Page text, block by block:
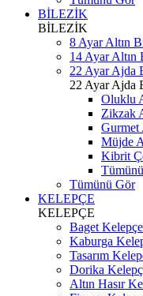
BİLEZİK
BİLEZİK
8 Ayar Altın
14 Ayar Altın
22 Ayar Ajda
22 Ayar Ajda
Oluklu
Zikzak
Müjde
Kibrit
Tümünü Gör
KELEPÇE
KELEPÇE
Baget
Kaburga
Tasarım
Dorika
Altın Hasır